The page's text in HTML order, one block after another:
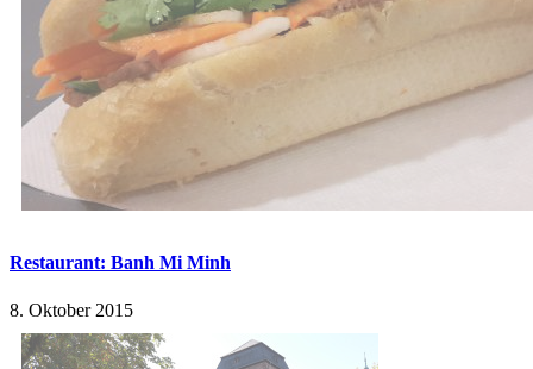
Restaurant: Banh Mi Minh
8. Oktober 2015